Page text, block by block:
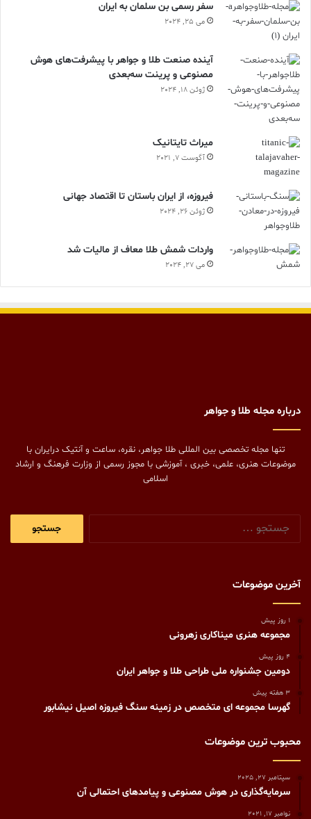
سفر رسمی بن سلمان به ایران
می 25, 2024
آینده صنعت طلا و جواهر با پیشرفت‌های هوش
مصنوعی و پرینت سه‌بعدی
ژوئن 18, 2024
ميراث تايتانيک
آگوست 7, 2021
فیروزه، از ایران باستان تا اقتصاد جهانی
ژوئن 26, 2024
واردات شمش طلا معاف از مالیات شد
می 27, 2024
درباره مجله طلا و جواهر
تنها مجله تخصصی بین المللی طلا جواهر، نقره، ساعت و آنتیک درایران با
موضوعات هنری، علمی، خبری ، آموزشی با مجوز رسمی از وزارت فرهنگ و ارشاد
اسلامی
آخرین موضوعات
1 روز پیش
مجموعه هنری میناکاری زهرونی
4 روز پیش
دومین جشنواره ملی طراحی طلا و جواهر ایران
3 هفته پیش
گهرسا مجموعه ای متخصص در زمینه سنگ فیروزه اصیل نیشابور
محبوب ترین موضوعات
سپتامبر 27, 2025
سرمایه‌گذاری در هوش مصنوعی و پیامدهای احتمالی آن
نوامبر 17, 2021